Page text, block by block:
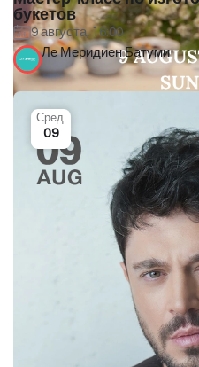
букетов
9 августа, 16:00
Ле Меридиен Батуми
Сред.
09